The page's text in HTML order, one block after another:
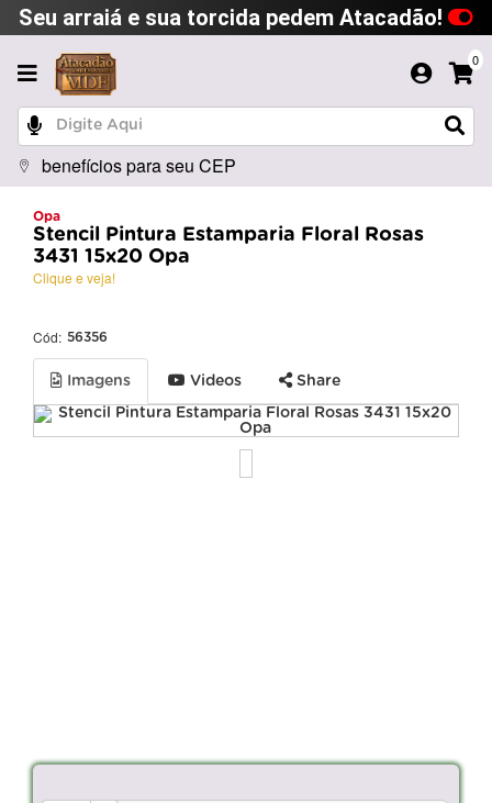
Seu arraiá e sua torcida pedem Atacadão!
0
benefícios para seu CEP
Opa
Stencil Pintura Estamparia Floral Rosas
3431 15x20 Opa
Clique e veja!
Cód: 56356
Imagens Videos Share